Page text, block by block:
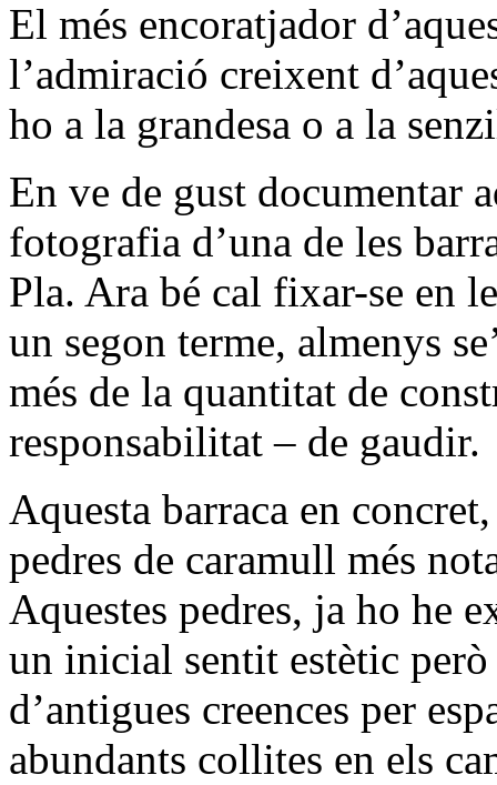
El més encoratjador
l’admiració creixent
ho a la grandesa o a la
En ve de gust documentar
fotografia d’una de les
Pla. Ara bé cal fixar-se en
un segon terme, almenys
més de la quantitat de
responsabilitat – de gaudir.
Aquesta barraca en
pedres de caramull més
Aquestes pedres, ja ho he
un inicial sentit estètic
d’antigues creences per
abundants collites en els